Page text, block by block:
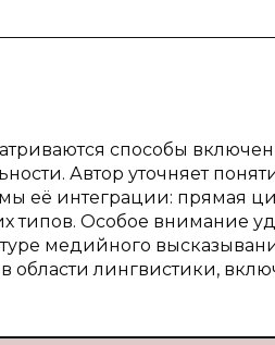
способы
Автор уточняет
её интеграции: прямая
типов. Особое внимание
медийного
области лингвистики,